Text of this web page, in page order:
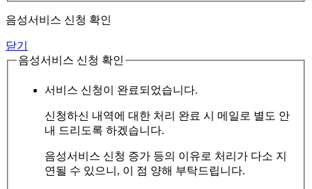
음성서비스 신청 확인
닫기
음성서비스 신청 확인
서비스 신청이 완료되었습니다.
신청하신 내역에 대한 처리 완료 시 메일로 별도 안
내 드리도록 하겠습니다.
음성서비스 신청 증가 등의 이유로 처리가 다소 지
연될 수 있으니, 이 점 양해 부탁드립니다.